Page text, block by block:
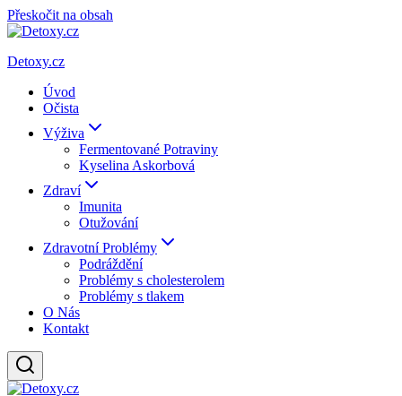
Přeskočit na obsah
Detoxy.cz
Úvod
Očista
Výživa
Fermentované Potraviny
Kyselina Askorbová
Zdraví
Imunita
Otužování
Zdravotní Problémy
Podráždění
Problémy s cholesterolem
Problémy s tlakem
O Nás
Kontakt